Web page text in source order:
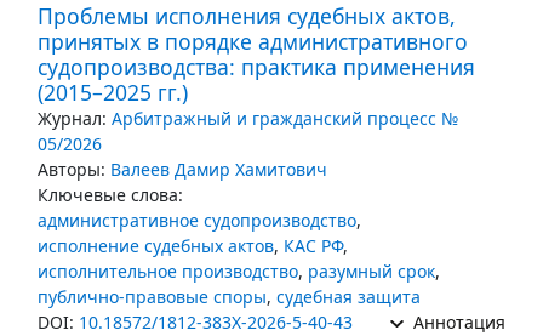
Проблемы исполнения судебных актов,
принятых в порядке административного
судопроизводства: практика применения
(2015–2025 гг.)
Журнал: Арбитражный и гражданский процесс №
05/2026
Авторы: Валеев Дамир Хамитович
Ключевые слова:
административное судопроизводство,
исполнение судебных актов, КАС РФ,
исполнительное производство, разумный срок,
публично-правовые споры, судебная защита
DOI: 10.18572/1812-383X-2026-5-40-43 Аннотация